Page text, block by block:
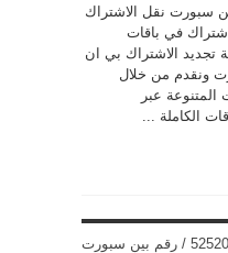
سبورت نقل الاشتراك
في باقات
تجديد الاشتراك بي ان
ونقدم من خلال
المتنوعة عبر
الكاملة ...
بي ان سبورت المنقف / 52520080 / رقم بين سبورت